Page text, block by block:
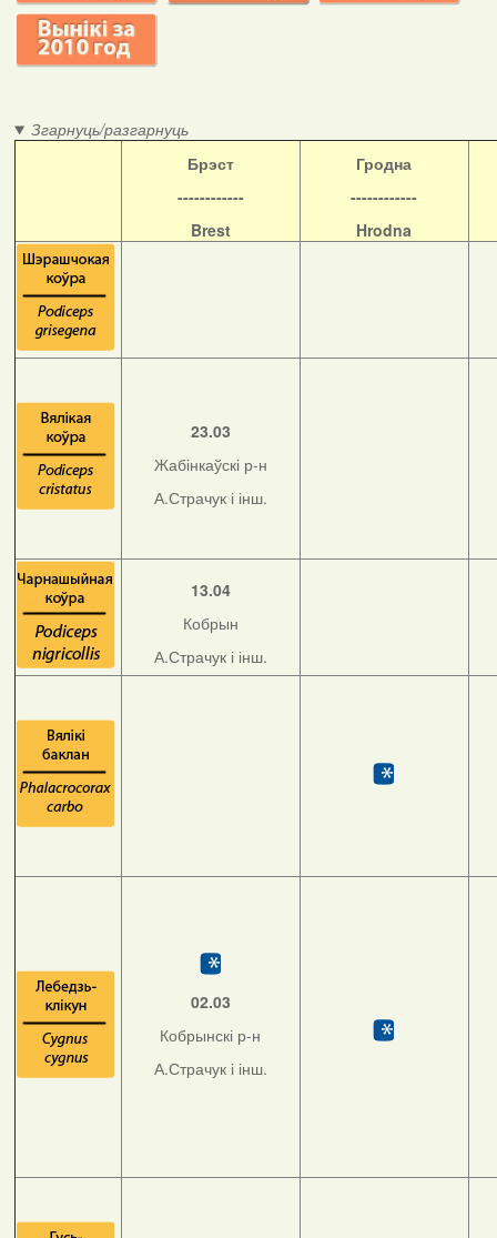
Згарнуць/разгарнуць
Брэст
------------
Brest
Гродна
------------
Hrodna
23.03
Жабінкаўскі р-н
А.Страчук і інш.
13.04
Кобрын
А.Страчук і інш.
02.03
Кобрынскі р-н
А.Страчук і інш.